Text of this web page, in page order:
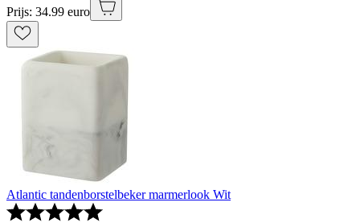
Prijs: 34.99 euro
Atlantic tandenborstelbeker marmerlook Wit